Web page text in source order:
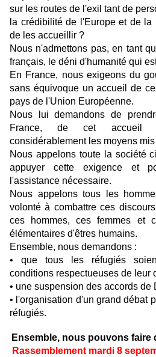
sur les routes de l'exil tant de
la crédibilité de l'Europe et de
de les accueillir ?
Nous n'admettons pas, en tant
français, le déni d'humanité qui
En France, nous exigeons du
sans équivoque un accueil de
pays de l'Union Européenne.
Nous lui demandons de
France, de cet accueil
considérablement les moyens
Nous appelons toute la société
appuyer cette exigence et
l'assistance nécessaire.
Nous appelons tous les
volonté à combattre ces
ces hommes, ces femmes et
élémentaires d'êtres humains.
Ensemble, nous demandons :
• que tous les réfugiés
conditions respectueuses de leur
• une suspension des accords de
• l'organisation d'un grand débat
réfugiés.
Ensemble, nous pouvons faire
Rassemblement mardi 8